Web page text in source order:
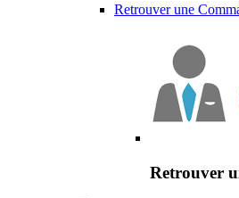
Retrouver une
Retrouver